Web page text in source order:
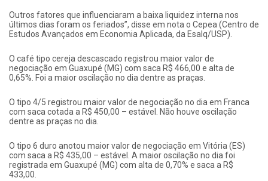
Outros fatores que influenciaram a baixa liquidez interna nos
últimos dias foram os feriados”, disse em nota o Cepea (Centro de
Estudos Avançados em Economia Aplicada, da Esalq/USP).
O café tipo cereja descascado registrou maior valor de
negociação em Guaxupé (MG) com saca R$ 466,00 e alta de
0,65%. Foi a maior oscilação no dia dentre as praças.
O tipo 4/5 registrou maior valor de negociação no dia em Franca
com saca cotada a R$ 450,00 – estável. Não houve oscilação
dentre as praças no dia.
O tipo 6 duro anotou maior valor de negociação em Vitória (ES)
com saca a R$ 435,00 – estável. A maior oscilação no dia foi
registrada em Guaxupé (MG) com alta de 0,70% e saca a R$
433,00.